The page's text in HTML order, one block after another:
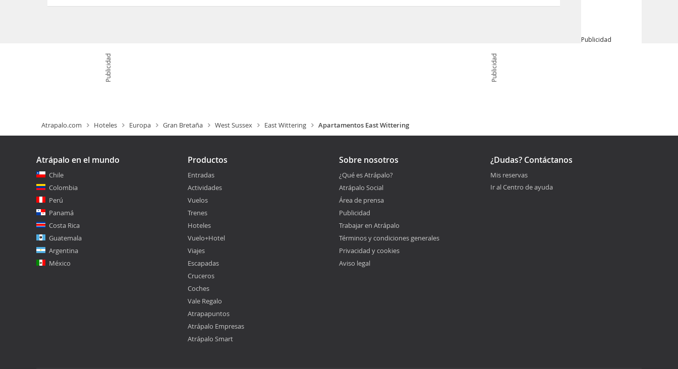
Publicidad
Publicidad Publicidad
Atrapalo.com Hoteles Europa Gran Bretaña West Sussex East Wittering Apartamentos East Wittering
Atrápalo en el mundo
Chile
Colombia
Perú
Panamá
Costa Rica
Guatemala
Argentina
México
Productos
Entradas
Actividades
Vuelos
Trenes
Hoteles
Vuelo+Hotel
Viajes
Escapadas
Cruceros
Coches
Vale Regalo
Atrapapuntos
Atrápalo Empresas
Atrápalo Smart
Sobre nosotros
¿Qué es Atrápalo?
Atrápalo Social
Área de prensa
Publicidad
Trabajar en Atrápalo
Términos y condiciones generales
Privacidad y cookies
Aviso legal
¿Dudas? Contáctanos
Mis reservas
Ir al Centro de ayuda